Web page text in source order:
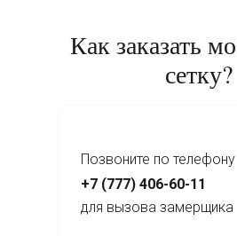
Как заказать
сетку?
Позвоните по телефону
+7 (777) 406-60-11
для вызова замерщика